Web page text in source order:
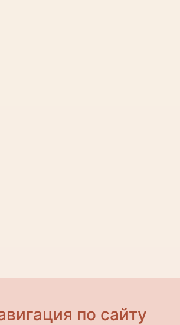
по сайту